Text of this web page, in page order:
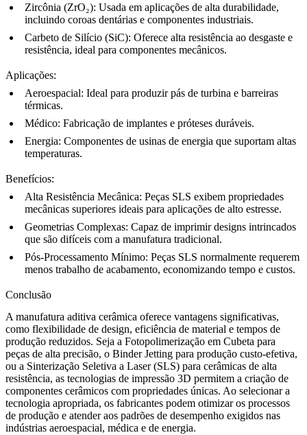
Zircônia (ZrO₂): Usada em aplicações de alta durabilidade,
incluindo coroas dentárias e componentes industriais.
Carbeto de Silício (SiC): Oferece alta resistência ao desgaste e
resistência, ideal para componentes mecânicos.
Aplicações:
Aeroespacial: Ideal para produzir pás de turbina e barreiras
térmicas.
Médico: Fabricação de implantes e próteses duráveis.
Energia: Componentes de usinas de energia que suportam altas
temperaturas.
Benefícios:
Alta Resistência Mecânica: Peças SLS exibem propriedades
mecânicas superiores ideais para aplicações de alto estresse.
Geometrias Complexas: Capaz de imprimir designs intrincados
que são difíceis com a manufatura tradicional.
Pós-Processamento Mínimo: Peças SLS normalmente requerem
menos trabalho de acabamento, economizando tempo e custos.
Conclusão
A manufatura aditiva cerâmica oferece vantagens significativas,
como flexibilidade de design, eficiência de material e tempos de
produção reduzidos. Seja a Fotopolimerização em Cubeta para
peças de alta precisão, o Binder Jetting para produção custo-efetiva,
ou a Sinterização Seletiva a Laser (SLS) para cerâmicas de alta
resistência, as tecnologias de impressão 3D permitem a criação de
componentes cerâmicos com propriedades únicas. Ao selecionar a
tecnologia apropriada, os fabricantes podem otimizar os processos
de produção e atender aos padrões de desempenho exigidos nas
indústrias aeroespacial, médica e de energia.